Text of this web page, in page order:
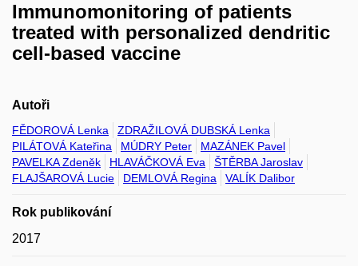
Immunomonitoring of patients
treated with personalized dendritic
cell-based vaccine
Autoři
FĚDOROVÁ Lenka
ZDRAŽILOVÁ DUBSKÁ Lenka
PILÁTOVÁ Kateřina
MÚDRY Peter
MAZÁNEK Pavel
PAVELKA Zdeněk
HLAVÁČKOVÁ Eva
ŠTĚRBA Jaroslav
FLAJŠAROVÁ Lucie
DEMLOVÁ Regina VALÍK Dalibor
Rok publikování
2017